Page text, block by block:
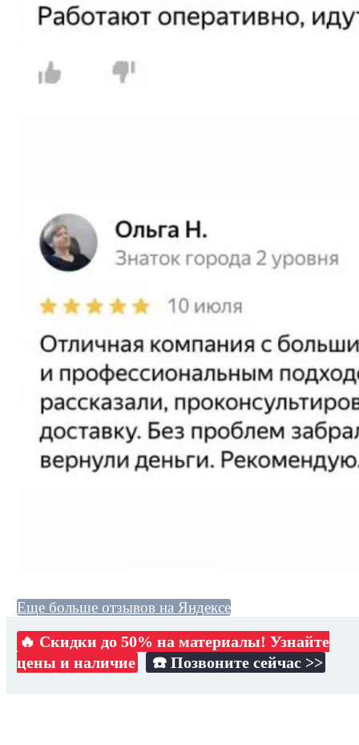
Еще больше отзывов на Яндексе
🔥 Скидки до 50% на материалы! Узнайте
цены и наличие
☎️ Позвоните сейчас >>